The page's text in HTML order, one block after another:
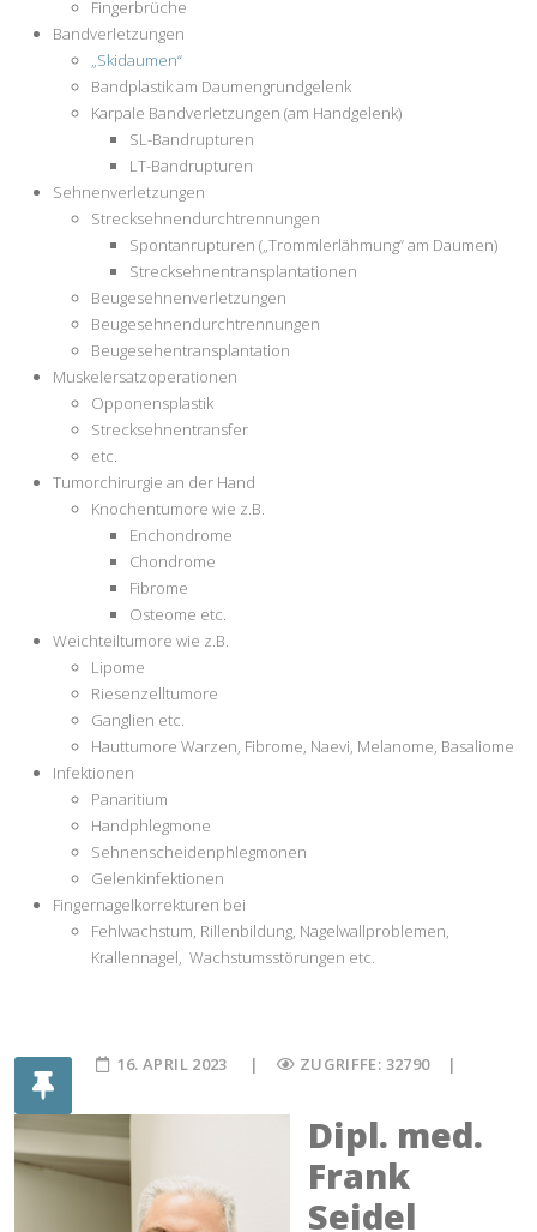
Fingerbrüche
Bandverletzungen
„Skidaumen“
Bandplastik am Daumengrundgelenk
Karpale Bandverletzungen (am Handgelenk)
SL-Bandrupturen
LT-Bandrupturen
Sehnenverletzungen
Strecksehnendurchtrennungen
Spontanrupturen („Trommlerlähmung“ am Daumen)
Strecksehnentransplantationen
Beugesehnenverletzungen
Beugesehnendurchtrennungen
Beugesehentransplantation
Muskelersatzoperationen
Opponensplastik
Strecksehnentransfer
etc.
Tumorchirurgie an der Hand
Knochentumore wie z.B.
Enchondrome
Chondrome
Fibrome
Osteome etc.
Weichteiltumore wie z.B.
Lipome
Riesenzelltumore
Ganglien etc.
Hauttumore Warzen, Fibrome, Naevi, Melanome, Basaliome
Infektionen
Panaritium
Handphlegmone
Sehnenscheidenphlegmonen
Gelenkinfektionen
Fingernagelkorrekturen bei
Fehlwachstum, Rillenbildung, Nagelwallproblemen,
Krallennagel, Wachstumsstörungen etc.
16. APRIL 2023 ZUGRIFFE: 32790
Dipl. med.
Frank
Seidel